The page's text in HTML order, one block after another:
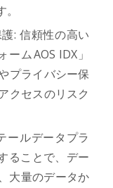
: 信頼性の高い
ムAOS IDX」
プライバシー保
クセスのリスク
ールデータプラ
ることで、デー
大量のデータか